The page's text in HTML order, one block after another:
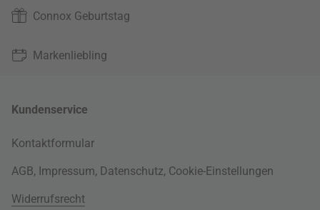
Connox Geburtstag
Markenliebling
Kundenservice
Kontaktformular
AGB, Impressum, Datenschutz, Cookie-Einstellungen
Widerrufsrecht